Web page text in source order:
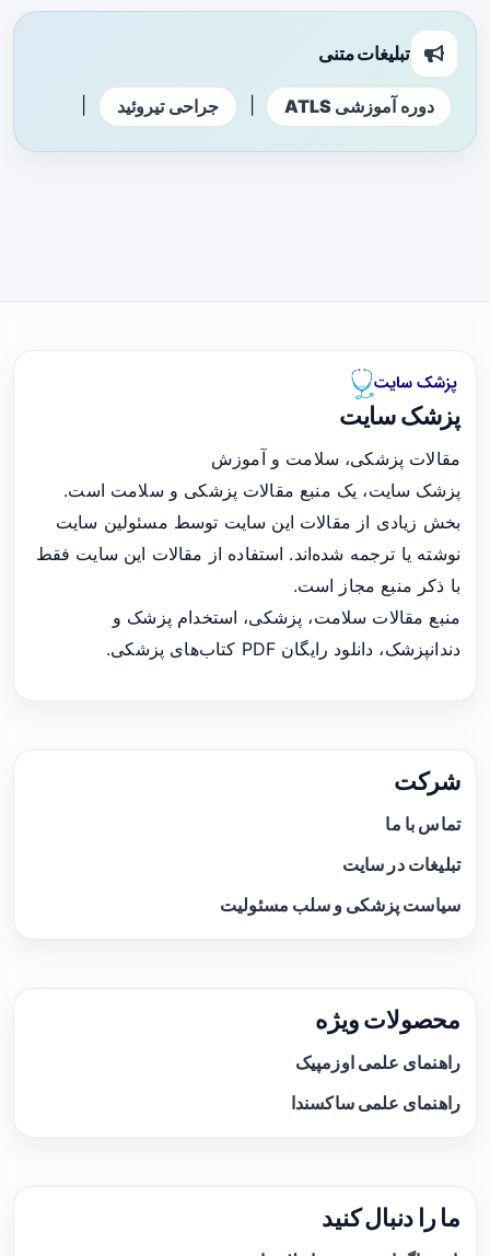
تبلیغات متنی
دوره آموزشی ATLS جراحی تیروئید
پزشک سایت
مقالات پزشکی، سلامت و آموزش
پزشک سایت، یک منبع مقالات پزشکی و سلامت است.
بخش زیادی از مقالات این سایت توسط مسئولین سایت
نوشته یا ترجمه شده‌اند. استفاده از مقالات این سایت فقط
با ذکر منبع مجاز است.
منبع مقالات سلامت، پزشکی، استخدام پزشک و
دندانپزشک، دانلود رایگان PDF کتاب‌های پزشکی.
شرکت
تماس با ما
تبلیغات در سایت
سیاست پزشکی و سلب مسئولیت
محصولات ویژه
راهنمای علمی اوزمپیک
راهنمای علمی ساکسندا
ما را دنبال کنید